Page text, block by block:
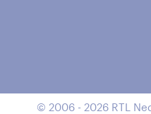
© 2006 - 2026 RTL